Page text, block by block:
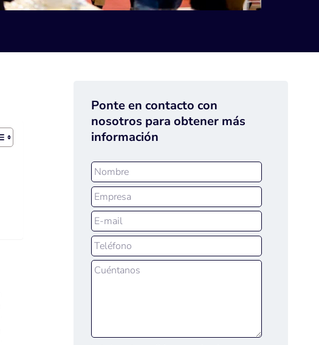
Ponte en contacto con
nosotros para obtener más
información